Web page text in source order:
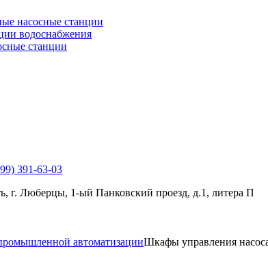
насосные станции
водоснабжения
станции
391-63-03
г. Люберцы, 1-ый Панковский проезд, д.1, литера П
автоматизацииШкафы управления